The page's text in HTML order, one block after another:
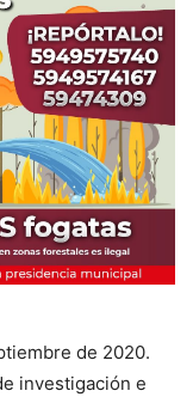
de 2020.
investigación e